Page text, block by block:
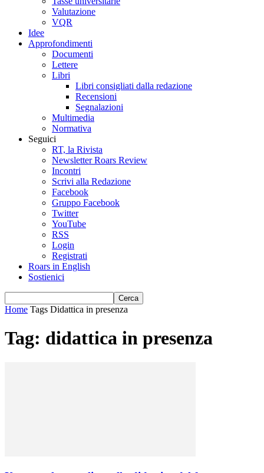
Valutazione
VQR
Idee
Approfondimenti
Documenti
Lettere
Libri
Libri consigliati dalla redazione
Recensioni
Segnalazioni
Multimedia
Normativa
Seguici
RT, la Rivista
Newsletter Roars Review
Incontri
Scrivi alla Redazione
Facebook
Gruppo Facebook
Twitter
YouTube
RSS
Login
Registrati
Roars in English
Sostienici
Home Tags Didattica in presenza
Tag: didattica in presenza